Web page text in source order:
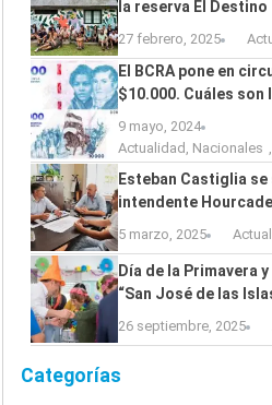
la reserva El Destino
27 febrero, 2025
El BCRA pone en
$10.000. Cuáles
9 mayo, 2024
Actualidad , Nacionales ,
Esteban Castiglia se
intendente Hourcade
5 marzo, 2025
Día de la Primavera
“San José de las
26 septiembre, 2025
Categorías